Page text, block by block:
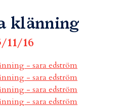
klänning
11/16